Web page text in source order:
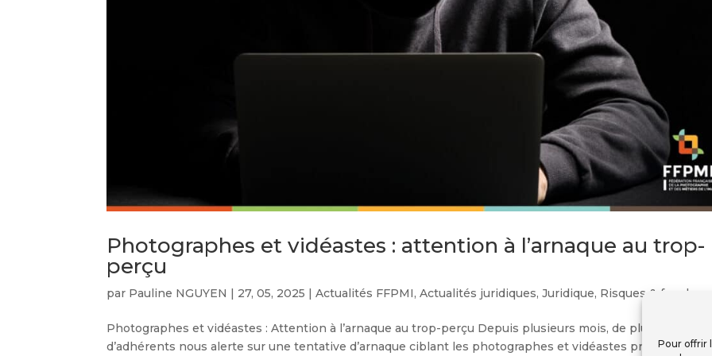
Pour offrir
Photographes et vidéastes : attention à l’arnaque au trop-
perçu
par Pauline NGUYEN 27, 05, 2025 |Actualités FFPMI,Actualités juridiques,Juridique, Risques & fraudes
Photographes et vidéastes : Attention à l’arnaque au trop-perçu Depuis plusieurs mois, de plus en plus
d’adhérents nous alerte sur une tentative d’arnaque ciblant les photographes et vidéastes